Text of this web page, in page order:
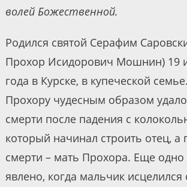
волей Божественной.
Родился святой Серафим
Прохор Исидорович Мошнин) 19
года в Курске, в купеческой
Прохору чудесным образом
смерти после падения с
который начинал строить отец, а
смерти – мать Прохора. Еще
явлено, когда мальчик исцелился